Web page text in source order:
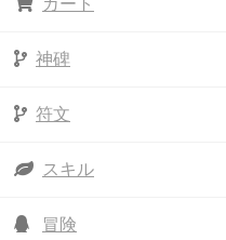
カート
神碑
符文
スキル
冒険